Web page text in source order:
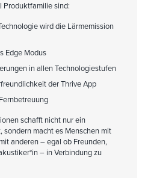
Produktfamilie sind:
wird die Lärmemission
Edge Modus
in allen Technologiestufen
der Thrive App
schafft nicht nur ein
macht es Menschen mit
anderen – egal ob Freunden,
– in Verbindung zu